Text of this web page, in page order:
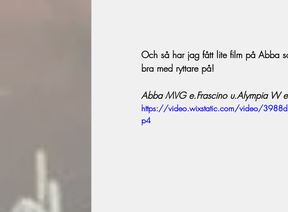
Och så har jag fått lite film på Abba
bra med ryttare på!
Abba MVG e.Frascino u.Alympia W
https://video.wixstatic.com/video/
p4